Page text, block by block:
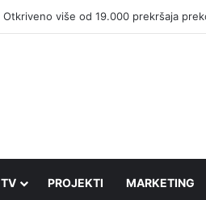
Otkriveno više od 19.000 prekršaja
TV PROJEKTI MARKETING